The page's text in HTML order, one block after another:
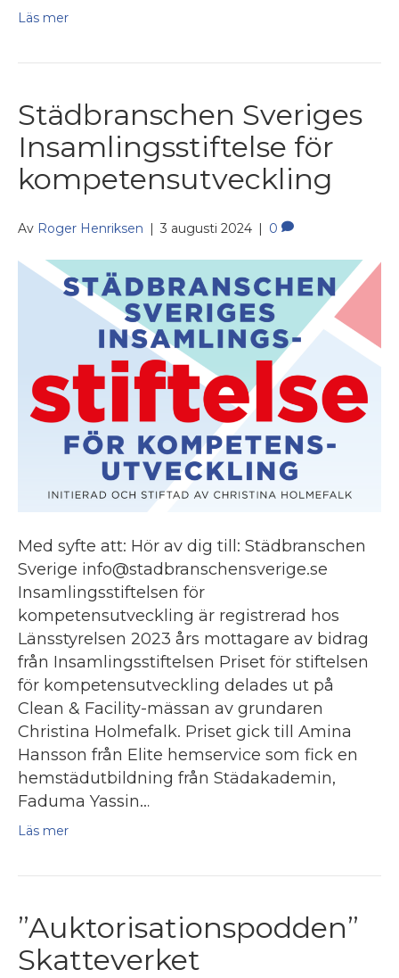
Läs mer
Städbranschen Sveriges
Insamlingsstiftelse för
kompetensutveckling
Av Roger Henriksen 3 augusti 2024 0
Med syfte att: Hör av dig till: Städbranschen
Sverige info@stadbranschensverige.se
Insamlingsstiftelsen för
kompetensutveckling är registrerad hos
Länsstyrelsen 2023 års mottagare av bidrag
från Insamlingsstiftelsen Priset för stiftelsen
för kompetensutveckling delades ut på
Clean & Facility-mässan av grundaren
Christina Holmefalk. Priset gick till Amina
Hansson från Elite hemservice som fick en
hemstädutbildning från Städakademin,
Faduma Yassin…
Läs mer
”Auktorisationspodden”
Skatteverket